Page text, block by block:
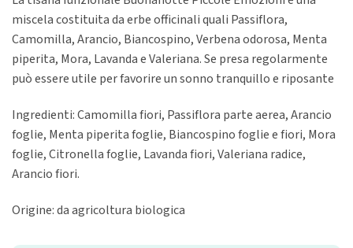
recensioni
miscela costituita da erbe officinali quali Passiflora,
Camomilla, Arancio, Biancospino, Verbena odorosa, Menta
piperita, Mora, Lavanda e Valeriana. Se presa regolarmente
può essere utile per favorire un sonno tranquillo e riposante
Ingredienti: Camomilla fiori, Passiflora parte aerea, Arancio
foglie, Menta piperita foglie, Biancospino foglie e fiori, Mora
foglie, Citronella foglie, Lavanda fiori, Valeriana radice,
Arancio fiori.
Origine: da agricoltura biologica